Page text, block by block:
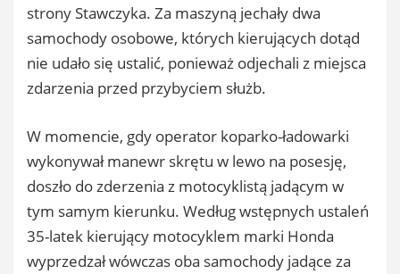
strony Stawczyka. Za maszyną jechały dwa
samochody osobowe, których kierujących dotąd
nie udało się ustalić, ponieważ odjechali z miejsca
zdarzenia przed przybyciem służb.
W momencie, gdy operator koparko-ładowarki
wykonywał manewr skrętu w lewo na posesję,
doszło do zderzenia z motocyklistą jadącym w
tym samym kierunku. Według wstępnych ustaleń
35-latek kierujący motocyklem marki Honda
wyprzedzał wówczas oba samochody jadące za